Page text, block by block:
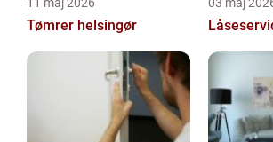
Tømrer helsingør